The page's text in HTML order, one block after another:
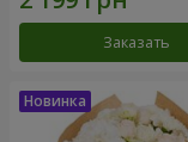
Заказать